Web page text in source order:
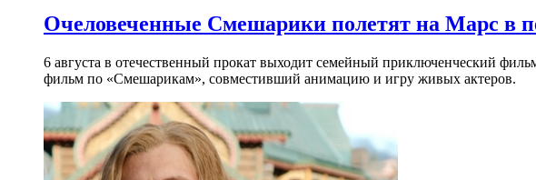
Очеловеченные Смешарики полетят на Марс в
6 августа в отечественный прокат выходит семейный приключенческий
фильм по «Смешарикам», совместивший анимацию и игру живых актеров.